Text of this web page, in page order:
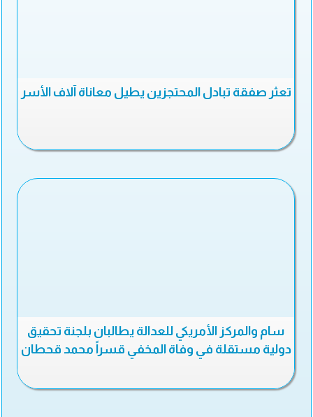
تعثر صفقة تبادل المحتجزين يطيل معاناة آلاف الأسر
سام والمركز الأمريكي للعدالة يطالبان بلجنة تحقيق
دولية مستقلة في وفاة المخفي قسراً محمد قحطان